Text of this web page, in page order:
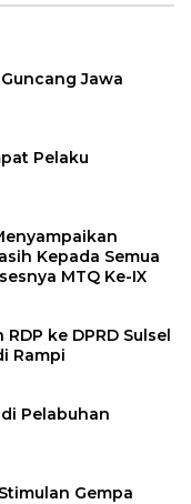
Jawa
Pelaku
Kepada Semua
MTQ Ke-IX
ke DPRD Sulsel
Rampi
Pelabuhan
Gempa